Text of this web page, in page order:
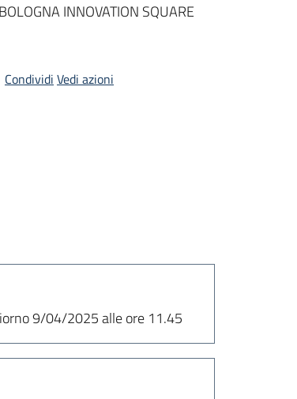
INNOVATION SQUARE
Condividi Vedi azioni
9/04/2025 alle ore 11.45